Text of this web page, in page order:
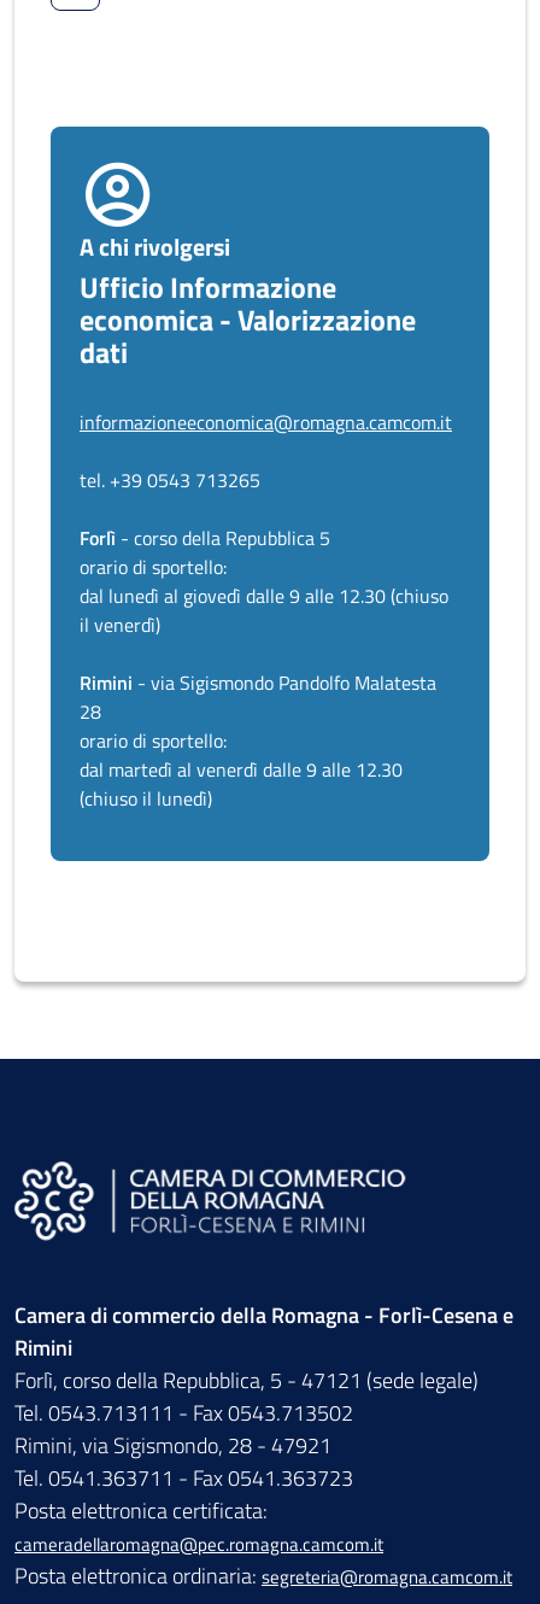
A chi rivolgersi
Ufficio Informazione
economica - Valorizzazione
dati
informazioneeconomica@romagna.camcom.it
tel. +39 0543 713265
Forlì - corso della Repubblica 5
orario di sportello:
dal lunedì al giovedì dalle 9 alle 12.30 (chiuso
il venerdì)
Rimini - via Sigismondo Pandolfo Malatesta
28
orario di sportello:
dal martedì al venerdì dalle 9 alle 12.30
(chiuso il lunedì)
Camera di commercio della Romagna - Forlì-Cesena e
Rimini
Forlì, corso della Repubblica, 5 - 47121 (sede legale)
Tel. 0543.713111 - Fax 0543.713502
Rimini, via Sigismondo, 28 - 47921
Tel. 0541.363711 - Fax 0541.363723
Posta elettronica certificata:
cameradellaromagna@pec.romagna.camcom.it
Posta elettronica ordinaria: segreteria@romagna.camcom.it